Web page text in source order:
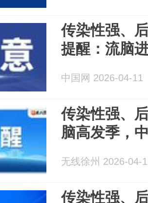
传染性强、
提醒：流脑
中国网 2026-04-11
传染性强、
脑高发季，
无线徐州 2026-04-
传染性强、